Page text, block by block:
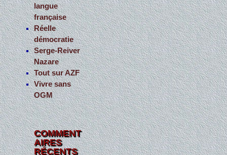
langue
française
Réelle
démocratie
Serge-Reiver
Nazare
Tout sur AZF
Vivre sans
OGM
COMMENT
AIRES
RÉCENTS